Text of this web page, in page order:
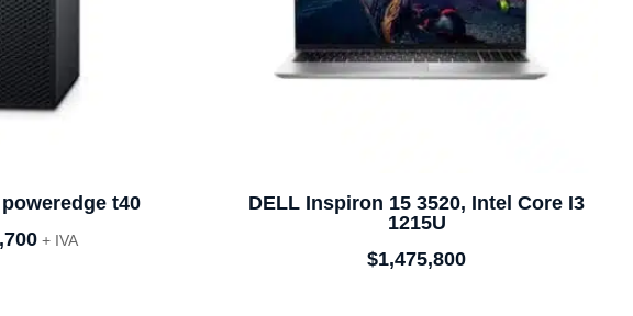
t40
+ IVA
DELL Inspiron 15 3520, Intel Core I3
1215U
$1,475,800